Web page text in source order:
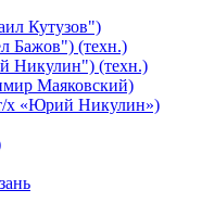
Кутузов")
Бажов") (техн.)
Никулин") (техн.)
Маяковский)
х «Юрий Никулин»)